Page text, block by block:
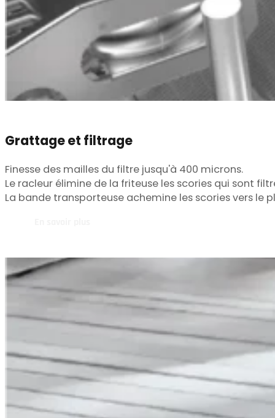
Grattage et filtrage
Finesse des mailles du filtre jusqu'à 400 microns.
Le racleur élimine de la friteuse les scories qui sont
La bande transporteuse achemine les scories vers le